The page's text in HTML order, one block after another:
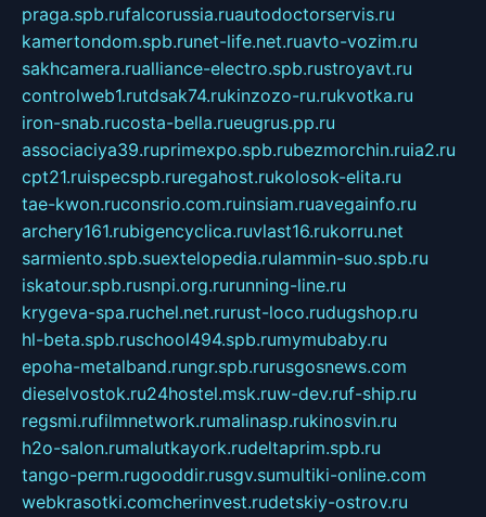
praga.spb.rufalcorussia.ruautodoctorservis.ru
kamertondom.spb.runet-life.net.ruavto-vozim.ru
sakhcamera.rualliance-electro.spb.rustroyavt.ru
controlweb1.rutdsak74.rukinzozo-ru.rukvotka.ru
iron-snab.rucosta-bella.rueugrus.pp.ru
associaciya39.ruprimexpo.spb.rubezmorchin.ruia2.ru
cpt21.ruispecspb.ruregahost.rukolosok-elita.ru
tae-kwon.ruconsrio.com.ruinsiam.ruavegainfo.ru
archery161.rubigencyclica.ruvlast16.rukorru.net
sarmiento.spb.suextelopedia.rulammin-suo.spb.ru
iskatour.spb.rusnpi.org.rurunning-line.ru
krygeva-spa.ruchel.net.rurust-loco.rudugshop.ru
hl-beta.spb.ruschool494.spb.rumymubaby.ru
epoha-metalband.rungr.spb.rurusgosnews.com
dieselvostok.ru24hostel.msk.ruw-dev.ruf-ship.ru
regsmi.rufilmnetwork.rumalinasp.rukinosvin.ru
h2o-salon.rumalutkayork.rudeltaprim.spb.ru
tango-perm.rugooddir.rusgv.sumultiki-online.com
webkrasotki.comcherinvest.rudetskiy-ostrov.ru